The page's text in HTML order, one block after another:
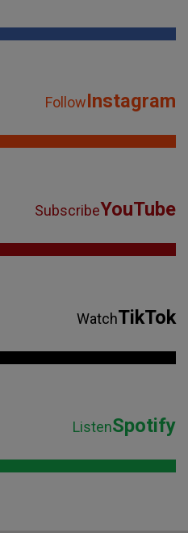
FollowInstagram
SubscribeYouTube
WatchTikTok
ListenSpotify